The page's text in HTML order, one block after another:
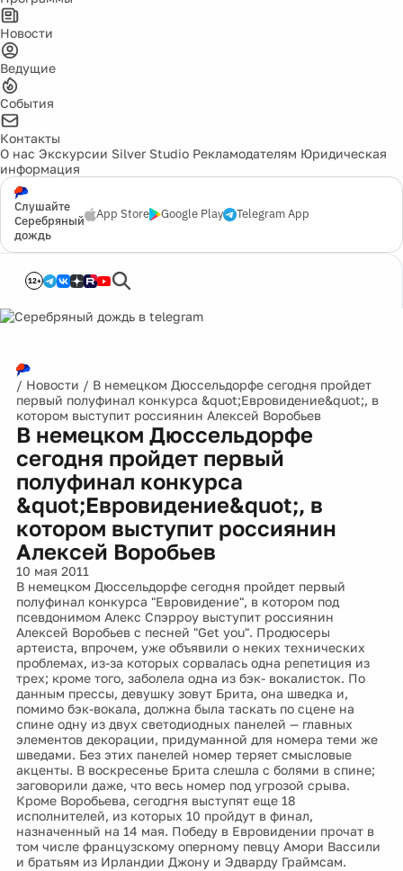
Новости
Ведущие
События
Контакты
О нас Экскурсии Silver Studio Рекламодателям Юридическая
информация
Слушайте
Серебряный
дождь
App Store Google Play Telegram App
12+
/ Новости / В немецком Дюссельдорфе сегодня пройдет
первый полуфинал конкурса &quot;Евровидение&quot;, в
котором выступит россиянин Алексей Воробьев
В немецком Дюссельдорфе
сегодня пройдет первый
полуфинал конкурса
&quot;Евровидение&quot;, в
котором выступит россиянин
Алексей Воробьев
10 мая 2011
В немецком Дюссельдорфе сегодня пройдет первый
полуфинал конкурса "Евровидение", в котором под
псевдонимом Алекс Спэрроу выступит россиянин
Алексей Воробьев с песней "Get you". Продюсеры
артеиста, впрочем, уже объявили о неких технических
проблемах, из-за которых сорвалась одна репетиция из
трех; кроме того, заболела одна из бэк- вокалисток. По
данным прессы, девушку зовут Брита, она шведка и,
помимо бэк-вокала, должна была таскать по сцене на
спине одну из двух светодиодных панелей — главных
элементов декорации, придуманной для номера теми же
шведами. Без этих панелей номер теряет смысловые
акценты. В воскресенье Брита слешла с болями в спине;
заговорили даже, что весь номер под угрозой срыва.
Кроме Воробьева, сегодгня выступят еще 18
исполнителей, из которых 10 пройдут в финал,
назначенный на 14 мая. Победу в Евровидении прочат в
том числе французскому оперному певцу Амори Вассили
и братьям из Ирландии Джону и Эдварду Граймсам.